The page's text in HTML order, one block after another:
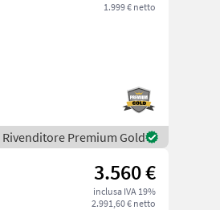
1.999 € netto
Rivenditore Premium Gold
3.560 €
inclusa IVA 19%
2.991,60 € netto